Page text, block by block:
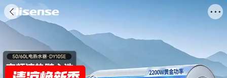
搜索商品
 
商品 评价